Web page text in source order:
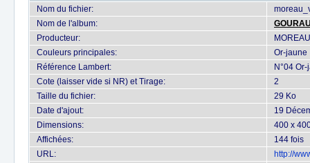
Nom du fichier:
Nom de l'album:
Producteur:
Couleurs principales:
Or-jaune
Référence Lambert:
N°04
Cote (laisser vide si NR) et Tirage:
2
Taille du fichier:
29 Ko
Date d'ajout:
19
Dimensions:
400 x
Affichées:
144 fois
URL:
http://